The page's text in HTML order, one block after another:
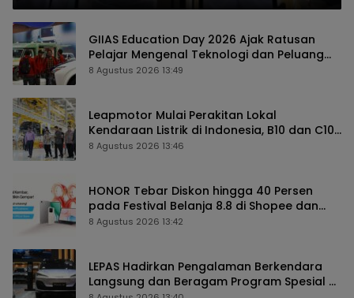
GIIAS Education Day 2026 Ajak Ratusan
Pelajar Mengenal Teknologi dan Peluang
Karier Industri Otomotif
8 Agustus 2026 13:49
Leapmotor Mulai Perakitan Lokal
Kendaraan Listrik di Indonesia, B10 dan C10
Jadi Model Perdana
8 Agustus 2026 13:46
HONOR Tebar Diskon hingga 40 Persen
pada Festival Belanja 8.8 di Shopee dan
TikTok Shop
8 Agustus 2026 13:42
LEPAS Hadirkan Pengalaman Berkendara
Langsung dan Beragam Program Spesial di